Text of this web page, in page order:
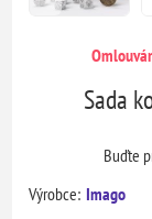
Sada
Buďte
Výrobce: Imago